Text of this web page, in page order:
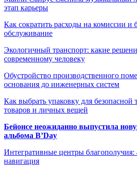
этап карьеры
Как сократить расходы на комиссии и
обслуживание
Экологичный транспорт: какие
современному человеку
Обустройство производственного
основания до инженерных систем
Как выбрать упаковку для безопасной
товаров и личных вещей
Бейонсе неожиданно выпустила
альбома B’Day
Интегративные центры благополучия:
навигация